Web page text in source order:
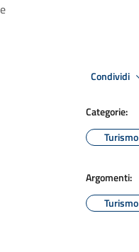
Condividi
Categorie:
Turismo
Argomenti:
Turismo